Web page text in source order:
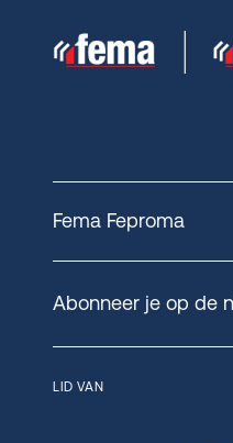
Fema Feproma
Abonneer je op de
LID VAN